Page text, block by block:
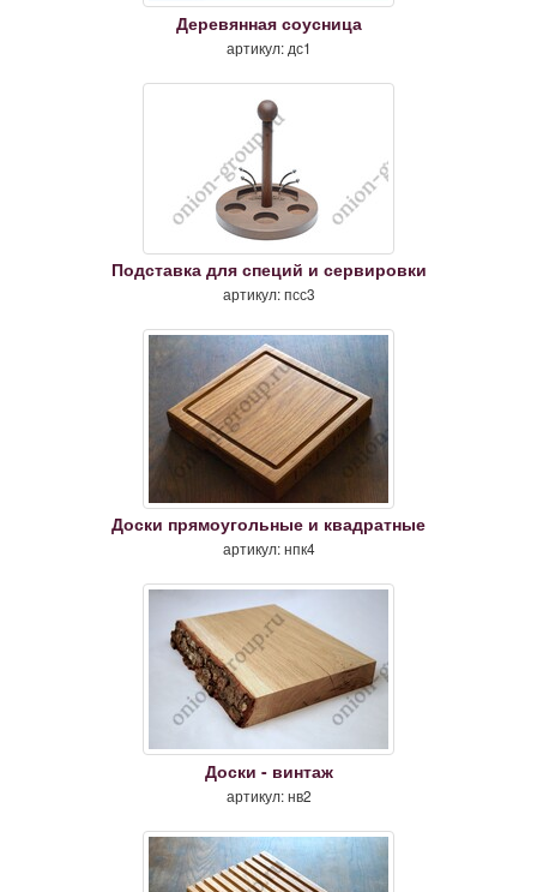
Деревянная соусница
артикул: дс1
Подставка для специй и сервировки
артикул: псс3
Доски прямоугольные и квадратные
артикул: нпк4
Доски - винтаж
артикул: нв2